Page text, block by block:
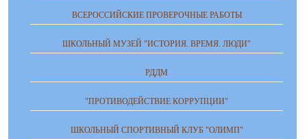
ВСЕРОССИЙСКИЕ ПРОВЕРОЧНЫЕ РАБОТЫ
ШКОЛЬНЫЙ МУЗЕЙ "ИСТОРИЯ. ВРЕМЯ. ЛЮДИ"
РДДМ
"ПРОТИВОДЕЙСТВИЕ КОРРУПЦИИ"
ШКОЛЬНЫЙ СПОРТИВНЫЙ КЛУБ "ОЛИМП"